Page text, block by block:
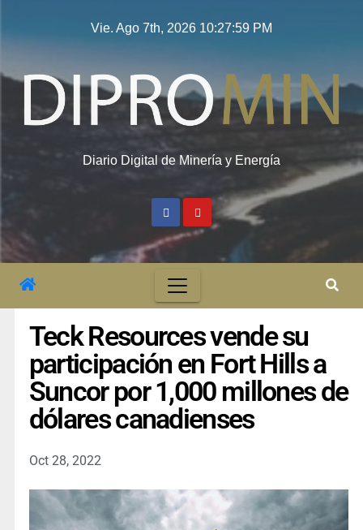
Vie. Ago 7th, 2026 10:27:59 PM
Diario Digital de Minería y Energía
Teck Resources vende su
participación en Fort Hills a
Suncor por 1,000 millones de
dólares canadienses
Oct 28, 2022